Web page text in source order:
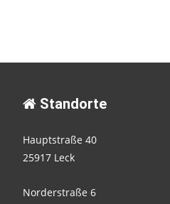
Standorte
Hauptstraße 40
25917 Leck
Norderstraße 6